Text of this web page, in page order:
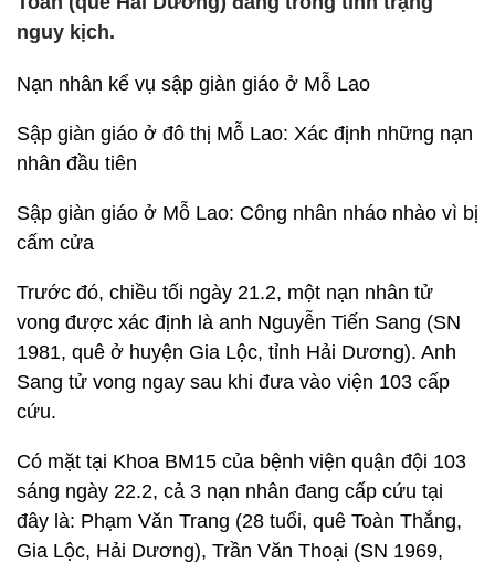
nguy kịch.
Nạn nhân kể vụ sập giàn giáo ở Mỗ Lao
Sập giàn giáo ở đô thị Mỗ Lao: Xác định những nạn
nhân đầu tiên
Sập giàn giáo ở Mỗ Lao: Công nhân nháo nhào vì bị
cấm cửa
Trước đó, chiều tối ngày 21.2, một nạn nhân tử
vong được xác định là anh Nguyễn Tiến Sang (SN
1981, quê ở huyện Gia Lộc, tỉnh Hải Dương). Anh
Sang tử vong ngay sau khi đưa vào viện 103 cấp
cứu.
Có mặt tại Khoa BM15 của bệnh viện quận đội 103
sáng ngày 22.2, cả 3 nạn nhân đang cấp cứu tại
đây là: Phạm Văn Trang (28 tuổi, quê Toàn Thắng,
Gia Lộc, Hải Dương), Trần Văn Thoại (SN 1969,